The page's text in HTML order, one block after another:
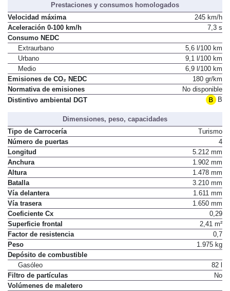
Prestaciones y consumos homologados
Velocidad máxima
245 km/h
Aceleración 0-100 km/h
7,3 s
Consumo NEDC
Extraurbano
5,6 l/100 km
Urbano
9,1 l/100 km
Medio
6,9 l/100 km
Emisiones de CO₂ NEDC
180 gr/km
Normativa de emisiones
No disponible
Distintivo ambiental DGT
B
Dimensiones, peso, capacidades
Tipo de Carrocería
Turismo
Número de puertas
4
Longitud
5.212 mm
Anchura
1.902 mm
Altura
1.478 mm
Batalla
3.210 mm
Vía delantera
1.611 mm
Vía trasera
1.650 mm
Coeficiente Cx
0,29
Superficie frontal
2,41 m²
Factor de resistencia
0,7
Peso
1.975 kg
Depósito de combustible
Gasóleo
82 l
Filtro de partículas
No
Volúmenes de maletero